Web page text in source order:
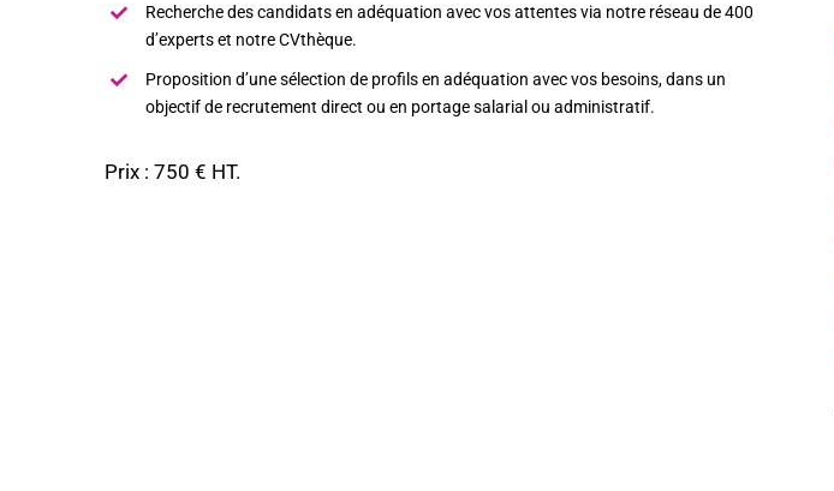
Recherche des candidats en adéquation avec vos attentes via notre réseau de 400
d’experts et notre CVthèque.
Proposition d’une sélection de profils en adéquation avec vos besoins, dans un
objectif de recrutement direct ou en portage salarial ou administratif.
Prix : 750 € HT.